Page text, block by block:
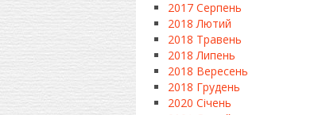
2017 Серпень
2018 Лютий
2018 Травень
2018 Липень
2018 Вересень
2018 Грудень
2020 Січень